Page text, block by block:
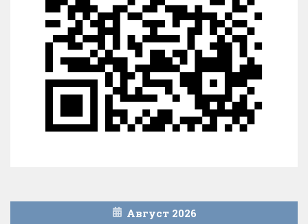
Август 2026